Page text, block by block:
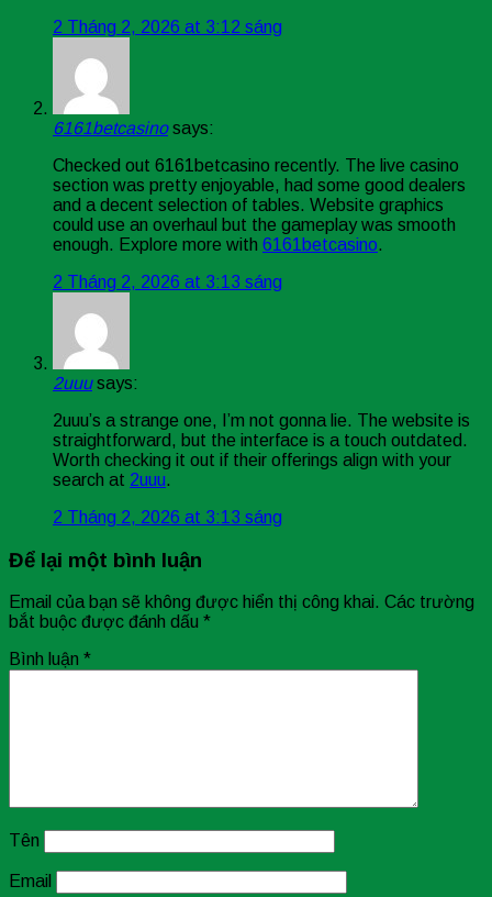
2 Tháng 2, 2026 at 3:12 sáng
6161betcasino says:
Checked out 6161betcasino recently. The live casino
section was pretty enjoyable, had some good dealers
and a decent selection of tables. Website graphics
could use an overhaul but the gameplay was smooth
enough. Explore more with 6161betcasino.
2 Tháng 2, 2026 at 3:13 sáng
2uuu says:
2uuu’s a strange one, I’m not gonna lie. The website is
straightforward, but the interface is a touch outdated.
Worth checking it out if their offerings align with your
search at 2uuu.
2 Tháng 2, 2026 at 3:13 sáng
Để lại một bình luận
Email của bạn sẽ không được hiển thị công khai. Các trường
bắt buộc được đánh dấu *
Bình luận *
Tên
Email